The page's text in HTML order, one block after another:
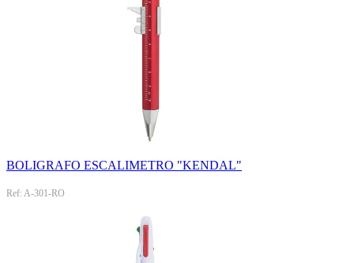
BOLIGRAFO ESCALIMETRO "KENDAL"
Ref: A-301-RO